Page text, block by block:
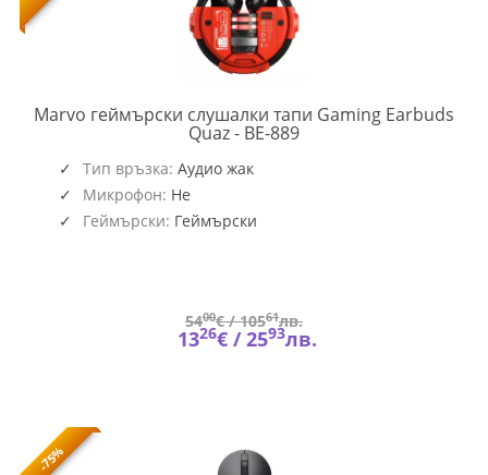
Marvo геймърски слушалки тапи Gaming Earbuds
Quaz - BE-889MARVO-
Тип връзка: Аудио жак
Микрофон: Не
Геймърски: Геймърски
5400€ /10561лв.
1326€ /2593лв.
-75%